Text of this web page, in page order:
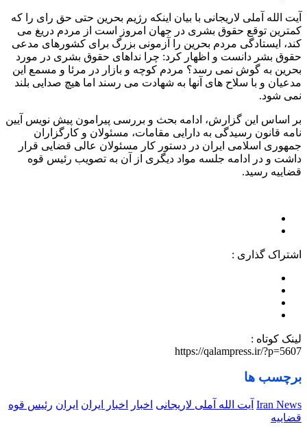
آیت الله آملی لاریجانی با بیان اینکه رژیم بحرین حتی حق رای را که
کمترین توقع حقوق بشری در جهان امروز است از مردم دریغ می
کند، ایستادگی مردم بحرین را آزمونی بزرگ برای کشورهای مدعی
حقوق بشر دانست و اظهار کرد: چرا نداهای حقوق بشری در مورد
بحرین به گوش نمی رسد؟ مردم کوچه و بازار در مرئا و مسمع این
مدعیان و با سلاح های آنها به شهادت می رسند اما هیچ صدایی بلند
نمی شود.
بر اساس این گزارش، ادامه بحث و بررسی پیرامون پیش نویس آیین
نامه قانون رسیدگی به دارایی مقامات، مسئولان و کارگزاران
جمهوری اسلامی ایران در دستور کار مسئولان عالی قضایی قرار
داشت و در ادامه جلسه مواد دیگری از آن به تصویب رئیس قوه
قضاییه رسید.
اشتراک گذاری :
لینک کوتاه :
https://qalampress.ir/?p=5607
برچسب ها
Iran News آیت الله آملی لاریجانی اخبار اخبار ایران ایران رئیس قوه
قضاییه